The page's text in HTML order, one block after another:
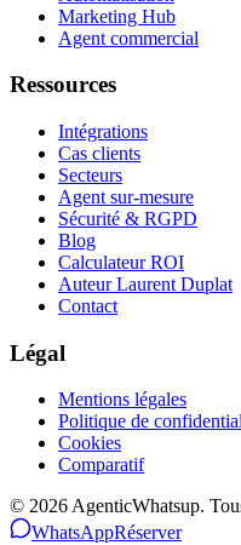
Marketing Hub
Agent commercial
Ressources
Intégrations
Cas clients
Secteurs
Agent sur-mesure
Sécurité & RGPD
Blog
Calculateur ROI
Auteur Laurent Duplat
Contact
Légal
Mentions légales
Politique de
Cookies
Comparatif
© 2026 AgenticWhatsup.
WhatsAppRéserver